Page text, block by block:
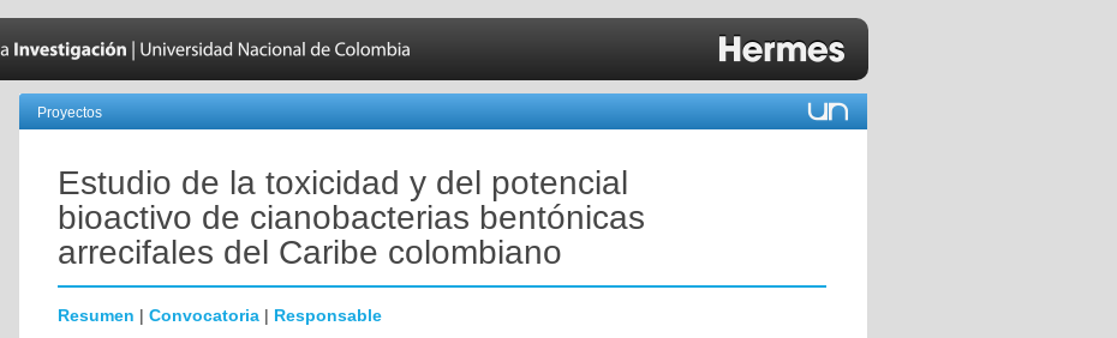
Proyectos
Estudio de la toxicidad y del potencial
bioactivo de cianobacterias bentónicas
arrecifales del Caribe colombiano
Resumen | Convocatoria | Responsable